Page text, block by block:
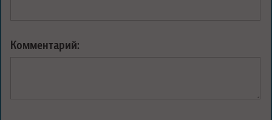
Комментарий: